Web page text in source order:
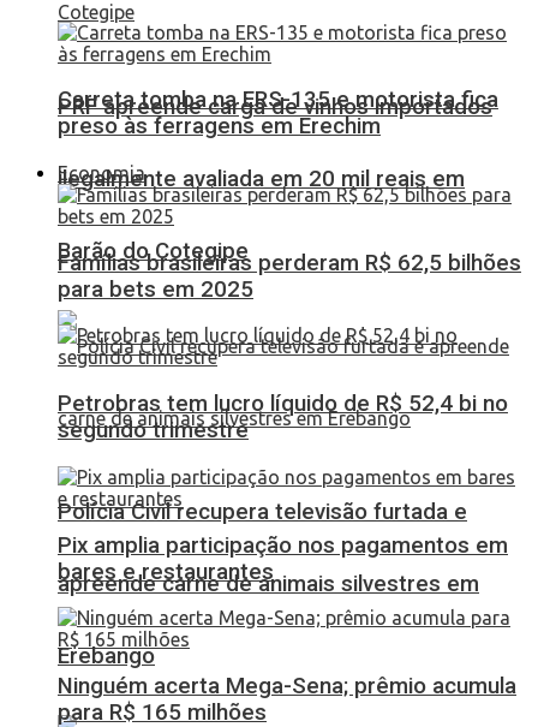
PRF apreende carga de vinhos importados
ilegalmente avaliada em 20 mil reais em
Barão do Cotegipe
Polícia Civil recupera televisão furtada e
apreende carne de animais silvestres em
Erebango
Carreta tomba na ERS-135 e motorista fica
preso às ferragens em Erechim
Economia
Famílias brasileiras perderam R$ 62,5 bilhões
para bets em 2025
Petrobras tem lucro líquido de R$ 52,4 bi no
segundo trimestre
Pix amplia participação nos pagamentos em
bares e restaurantes
Ninguém acerta Mega-Sena; prêmio acumula
para R$ 165 milhões